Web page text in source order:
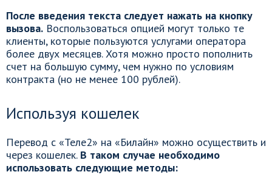
После введения текста следует нажать на кнопку
вызова. Воспользоваться опцией могут только те
клиенты, которые пользуются услугами оператора
более двух месяцев. Хотя можно просто пополнить
счет на большую сумму, чем нужно по условиям
контракта (но не менее 100 рублей).
Используя кошелек
Перевод с «Теле2» на «Билайн» можно осуществить и
через кошелек. В таком случае необходимо
использовать следующие методы: